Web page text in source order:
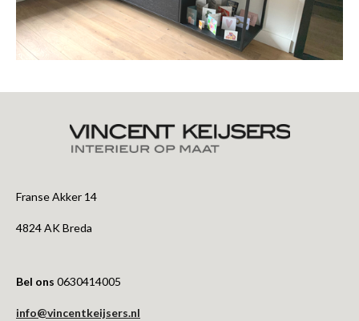
Franse Akker 14
4824 AK Breda
Bel ons 0630414005
info@vincentkeijsers.nl